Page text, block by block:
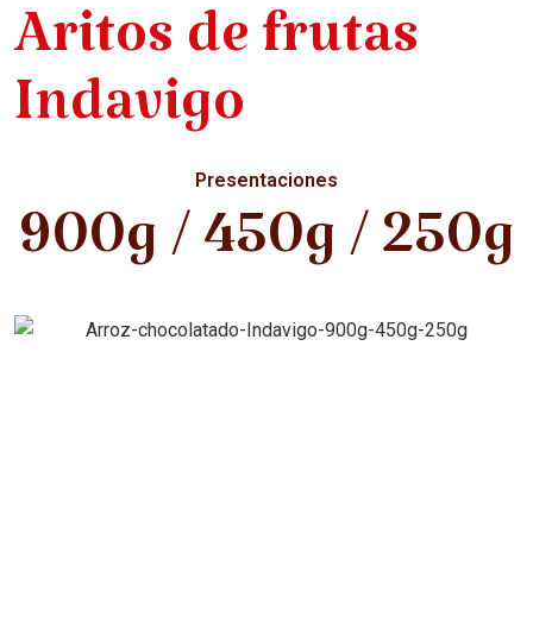
Aritos de frutas
Indavigo
Presentaciones
900g / 450g / 250g